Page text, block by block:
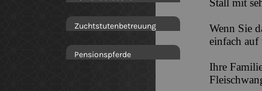
Zuchtstutenbetreuung
Pensionspferde
Stall mit
Wenn Sie
einfach auf
Ihre